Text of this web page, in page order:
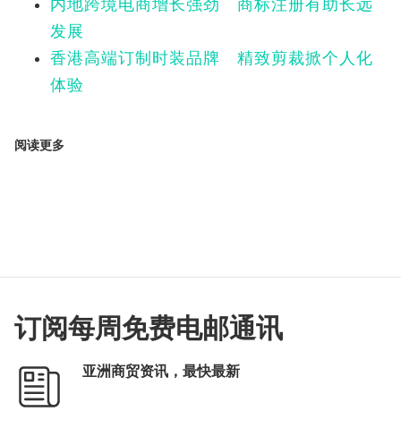
内地跨境电商增长强劲 商标注册有助长远
发展
香港高端订制时装品牌 精致剪裁掀个人化
体验
阅读更多
订阅每周免费电邮通讯
亚洲商贸资讯，最快最新